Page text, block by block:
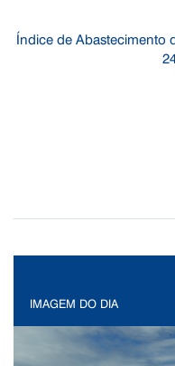
Índice de Abastecimento
IMAGEM DO DIA